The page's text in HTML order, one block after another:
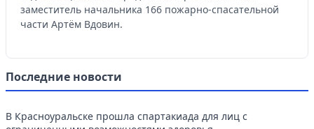
заместитель начальника 166 пожарно-спасательной
части Артём Вдовин.
Последние новости
В Красноуральске прошла спартакиада для лиц с